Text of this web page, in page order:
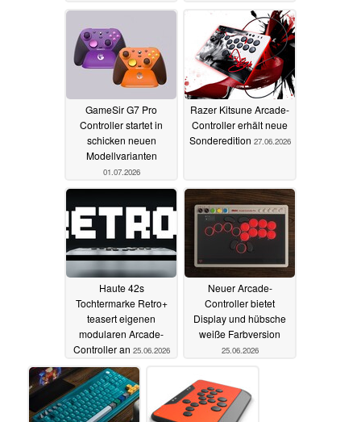
GameSir G7 Pro
Controller startet in
schicken neuen
Modellvarianten
01.07.2026
Razer Kitsune Arcade-
Controller erhält neue
Sonderedition 27.06.2026
Haute 42s
Tochtermarke Retro+
teasert eigenen
modularen Arcade-
Controller an 25.06.2026
Neuer Arcade-
Controller bietet
Display und hübsche
weiße Farbversion
25.06.2026